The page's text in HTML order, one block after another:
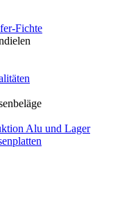
Fichte
Alu und Lager